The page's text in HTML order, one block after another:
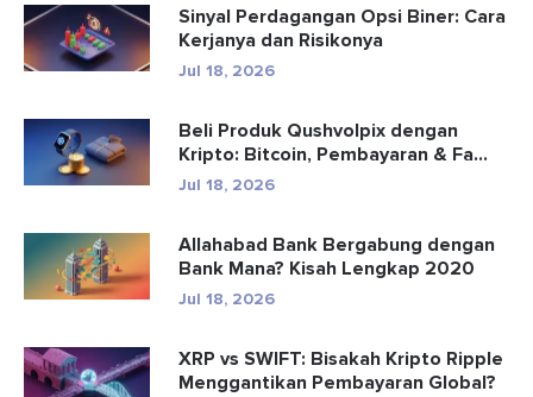
Sinyal Perdagangan Opsi Biner: Cara
Kerjanya dan Risikonya
Jul 18, 2026
Beli Produk Qushvolpix dengan
Kripto: Bitcoin, Pembayaran & Fa...
Jul 18, 2026
Allahabad Bank Bergabung dengan
Bank Mana? Kisah Lengkap 2020
Jul 18, 2026
XRP vs SWIFT: Bisakah Kripto Ripple
Menggantikan Pembayaran Global?